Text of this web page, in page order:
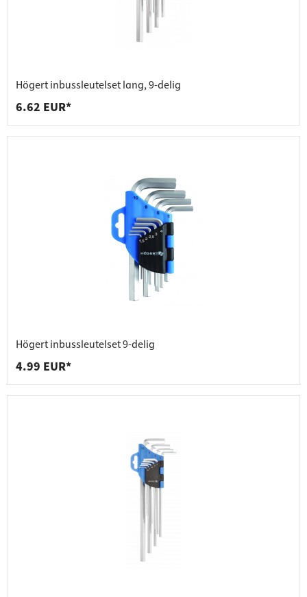
Högert inbussleutelset lang, 9-delig
6.62 EUR*
Högert inbussleutelset 9-delig
4.99 EUR*